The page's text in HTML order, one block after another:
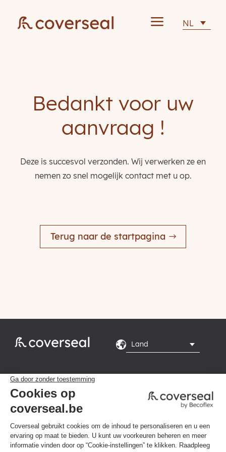
a NL
Bedankt voor uw
aanvraag !
Deze is succesvol verzonden. Wij verwerken ze en
nemen zo snel mogelijk contact met u op.
Terug naar de startpagina

Rte du Grand Peuplier
8, 7110 La Louvière

Maandag tot en met
vrijdag van 8.00 tot
16.00 uur